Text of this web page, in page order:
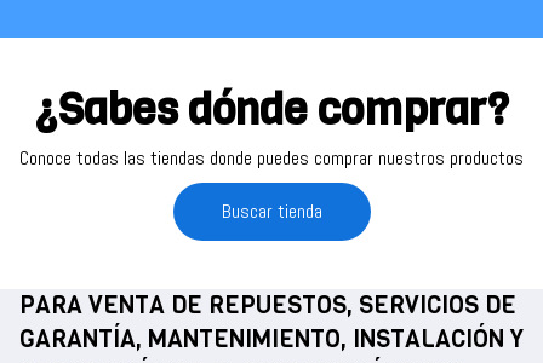
¿Sabes dónde comprar?
Conoce todas las tiendas donde puedes comprar nuestros productos
Buscar tienda
PARA VENTA DE REPUESTOS, SERVICIOS DE
GARANTÍA, MANTENIMIENTO, INSTALACIÓN Y